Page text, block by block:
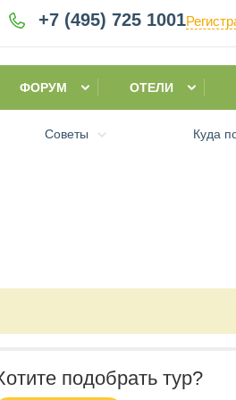
+7 (495) 725 1001
ФОРУМ ОТЕЛИ
Советы Куда
подобрать тур?